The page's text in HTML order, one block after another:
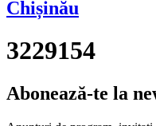
Chișinău
3229154
Abonează-te la